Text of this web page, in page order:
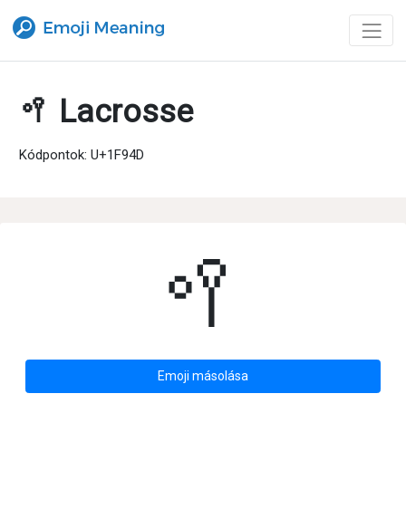
🥍 Lacrosse
Kódpontok: U+1F94D
🥍
Emoji másolása